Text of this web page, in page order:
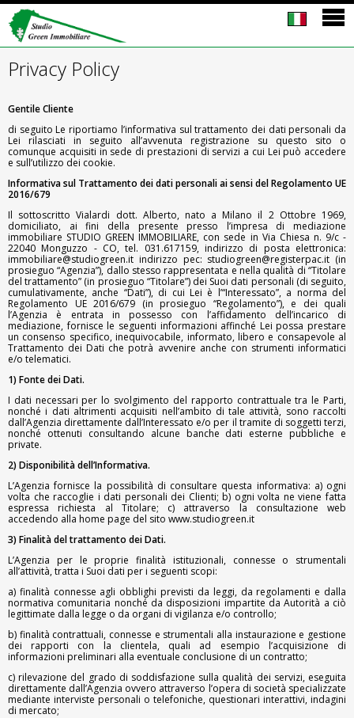
Privacy Policy
Gentile Cliente
di seguito Le riportiamo l’informativa sul trattamento dei dati personali da
Lei rilasciati in seguito all’avvenuta registrazione su questo sito o
comunque acquisiti in sede di prestazioni di servizi a cui Lei può accedere
e sull’utilizzo dei cookie.
Informativa sul Trattamento dei dati personali ai sensi del Regolamento UE
2016/679
Il sottoscritto Vialardi dott. Alberto, nato a Milano il 2 Ottobre 1969,
domiciliato, ai fini della presente presso l’impresa di mediazione
immobiliare STUDIO GREEN IMMOBILIARE, con sede in Via Chiesa n. 9/c -
22040 Monguzzo - CO, tel. 031.617159, indirizzo di posta elettronica:
immobiliare@studiogreen.it indirizzo pec: studiogreen@registerpac.it (in
prosieguo “Agenzia”), dallo stesso rappresentata e nella qualità di “Titolare
del trattamento” (in prosieguo “Titolare”) dei Suoi dati personali (di seguito,
cumulativamente, anche “Dati”), di cui Lei è l’“Interessato”, a norma del
Regolamento UE 2016/679 (in prosieguo “Regolamento”), e dei quali
l’Agenzia è entrata in possesso con l’affidamento dell’incarico di
mediazione, fornisce le seguenti informazioni affinché Lei possa prestare
un consenso specifico, inequivocabile, informato, libero e consapevole al
Trattamento dei Dati che potrà avvenire anche con strumenti informatici
e/o telematici.
1) Fonte dei Dati.
I dati necessari per lo svolgimento del rapporto contrattuale tra le Parti,
nonché i dati altrimenti acquisiti nell’ambito di tale attività, sono raccolti
dall’Agenzia direttamente dall’Interessato e/o per il tramite di soggetti terzi,
nonché ottenuti consultando alcune banche dati esterne pubbliche e
private.
2) Disponibilità dell’Informativa.
L’Agenzia fornisce la possibilità di consultare questa informativa: a) ogni
volta che raccoglie i dati personali dei Clienti; b) ogni volta ne viene fatta
espressa richiesta al Titolare; c) attraverso la consultazione web
accedendo alla home page del sito www.studiogreen.it
3) Finalità del trattamento dei Dati.
L’Agenzia per le proprie finalità istituzionali, connesse o strumentali
all’attività, tratta i Suoi dati per i seguenti scopi:
a) finalità connesse agli obblighi previsti da leggi, da regolamenti e dalla
normativa comunitaria nonché da disposizioni impartite da Autorità a ciò
legittimate dalla legge o da organi di vigilanza e/o controllo;
b) finalità contrattuali, connesse e strumentali alla instaurazione e gestione
dei rapporti con la clientela, quali ad esempio l’acquisizione di
informazioni preliminari alla eventuale conclusione di un contratto;
c) rilevazione del grado di soddisfazione sulla qualità dei servizi, eseguita
direttamente dall’Agenzia ovvero attraverso l’opera di società specializzate
mediante interviste personali o telefoniche, questionari interattivi, indagini
di mercato;